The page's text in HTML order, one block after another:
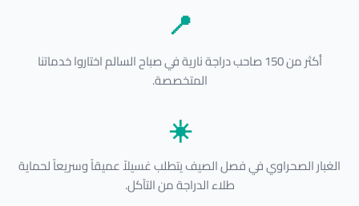
📍
أكثر من 150 صاحب دراجة نارية في صباح السالم اختاروا خدماتنا
المتخصصة.
☀️
الغبار الصحراوي في فصل الصيف يتطلب غسيلاً عميقاً وسريعاً لحماية
طلاء الدراجة من التآكل.